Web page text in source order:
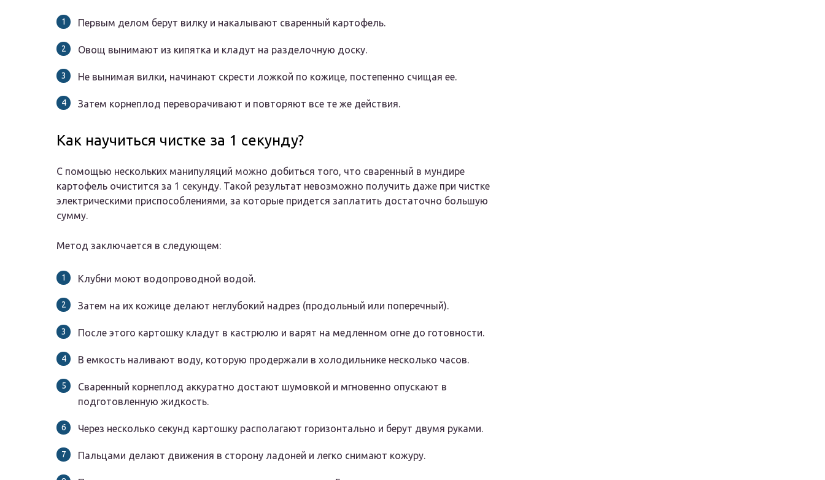
Первым делом берут вилку и накалывают сваренный картофель.
Овощ вынимают из кипятка и кладут на разделочную доску.
Не вынимая вилки, начинают скрести ложкой по кожице, постепенно счищая ее.
Затем корнеплод переворачивают и повторяют все те же действия.
Как научиться чистке за 1 секунду?
С помощью нескольких манипуляций можно добиться того, что сваренный в мундире
картофель очистится за 1 секунду. Такой результат невозможно получить даже при чистке
электрическими приспособлениями, за которые придется заплатить достаточно большую
сумму.
Метод заключается в следующем:
Клубни моют водопроводной водой.
Затем на их кожице делают неглубокий надрез (продольный или поперечный).
После этого картошку кладут в кастрюлю и варят на медленном огне до готовности.
В емкость наливают воду, которую продержали в холодильнике несколько часов.
Сваренный корнеплод аккуратно достают шумовкой и мгновенно опускают в
подготовленную жидкость.
Через несколько секунд картошку располагают горизонтально и берут двумя руками.
Пальцами делают движения в сторону ладоней и легко снимают кожуру.